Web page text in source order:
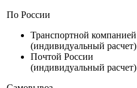
По России
Транспортной компанией
(индивидуальный расчет)
Почтой России
(индивидуальный расчет)